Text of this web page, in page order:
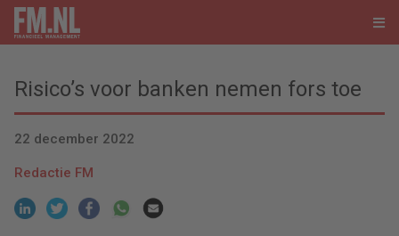
Risico’s voor banken nemen fors toe
22 december 2022
Redactie FM